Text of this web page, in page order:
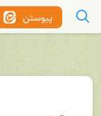
پیوستن